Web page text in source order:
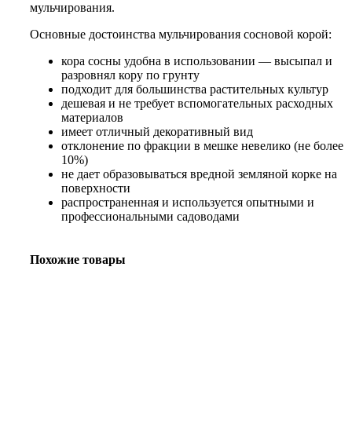
мульчирования.
Основные достоинства мульчирования сосновой корой:
кора сосны удобна в использовании — высыпал и
разровнял кору по грунту
подходит для большинства растительных культур
дешевая и не требует вспомогательных расходных
материалов
имеет отличный декоративный вид
отклонение по фракции в мешке невелико (не более
10%)
не дает образовываться вредной земляной корке на
поверхности
распространенная и используется опытными и
профессиональными садоводами
Похожие товары